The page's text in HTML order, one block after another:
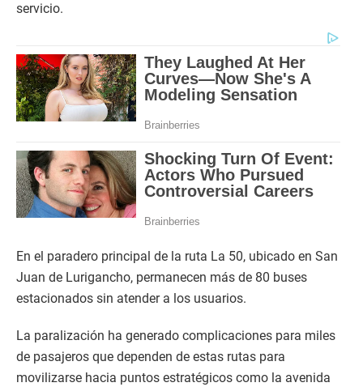
servicio.
En el paradero principal de la ruta La 50, ubicado en San
Juan de Lurigancho, permanecen más de 80 buses
estacionados sin atender a los usuarios.
La paralización ha generado complicaciones para miles
de pasajeros que dependen de estas rutas para
movilizarse hacia puntos estratégicos como la avenida